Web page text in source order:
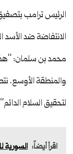
الرئيس ترامب
الانتفاضة ضد الأسد
محمد بن سلمان:
والمنطقة الأوسع.
لتحقيق السلام
اقرأ أيضاً: